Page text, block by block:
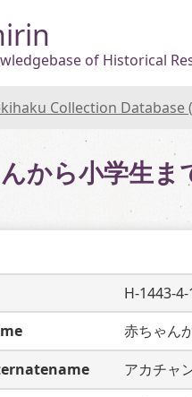
of Historical
Collection
から小学生ま
H-1443-
赤ちゃん
アカチャ